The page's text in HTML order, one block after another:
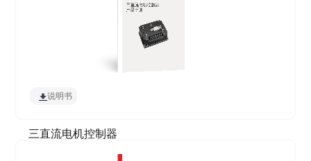
说明书
三直流电机控制器